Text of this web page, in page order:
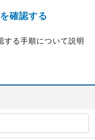
確認する
する手順について説明